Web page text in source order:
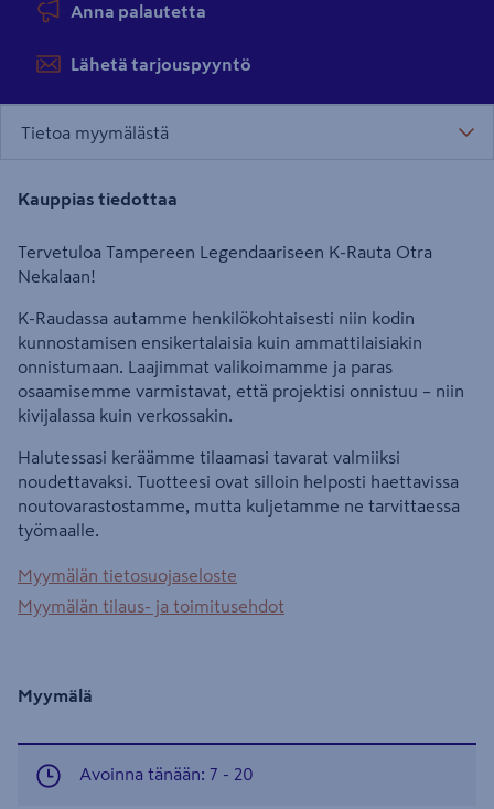
Anna palautetta
Lähetä tarjouspyyntö
Tietoa myymälästä
Kauppias tiedottaa
Tervetuloa Tampereen Legendaariseen K-Rauta Otra
Nekalaan!
K-Raudassa autamme henkilökohtaisesti niin kodin
kunnostamisen ensikertalaisia kuin ammattilaisiakin
onnistumaan. Laajimmat valikoimamme ja paras
osaamisemme varmistavat, että projektisi onnistuu – niin
kivijalassa kuin verkossakin.
Halutessasi keräämme tilaamasi tavarat valmiiksi
noudettavaksi. Tuotteesi ovat silloin helposti haettavissa
noutovarastostamme, mutta kuljetamme ne tarvittaessa
työmaalle.
Myymälän tietosuojaseloste
Myymälän tilaus- ja toimitusehdot
Myymälä
Avoinna tänään: 7 - 20